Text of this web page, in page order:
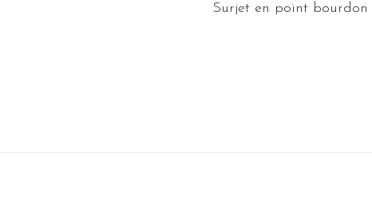
Surjet en point bourdon